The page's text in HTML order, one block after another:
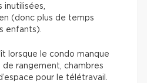
inutilisées,
(donc plus de temps
enfants).
lorsque le condo manque
rangement, chambres
pour le télétravail.